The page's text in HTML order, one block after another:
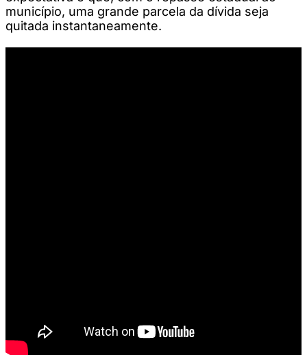
município, uma grande parcela da dívida seja
quitada instantaneamente.